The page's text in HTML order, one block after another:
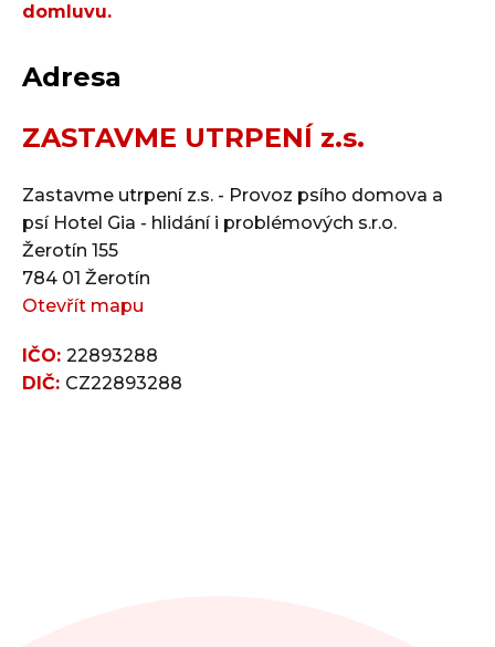
domluvu.
Adresa
ZASTAVME UTRPENÍ z.s.
Zastavme utrpení z.s. - Provoz psího domova a
psí Hotel Gia - hlidání i problémových s.r.o.
Žerotín 155
784 01 Žerotín
Otevřít mapu
IČO: 22893288
DIČ: CZ22893288